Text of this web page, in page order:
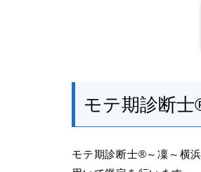
モテ期診断
モテ期診断士®～凜～横